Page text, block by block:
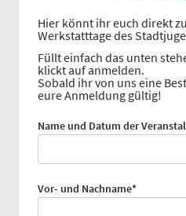
Hier könnt ihr euch direkt
Werkstatttage des
Füllt einfach das unten
klickt auf anmelden.
Sobald ihr von uns eine
eure Anmeldung gültig!
Pflichtfeld
Name und Datum der
Pflichtfeld
Vor- und Nachname*